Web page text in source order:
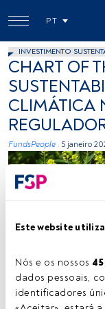
Este website
Nós e os nossos 45
dados pessoais,
identificadores
PT
INVESTIMENTO
CHART OF
CLIMÁTICA
FundsPeople . 5 janeiro